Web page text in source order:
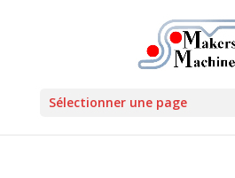
Sélectionner une page